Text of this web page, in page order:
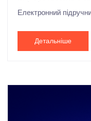
Електронний
Детальніше